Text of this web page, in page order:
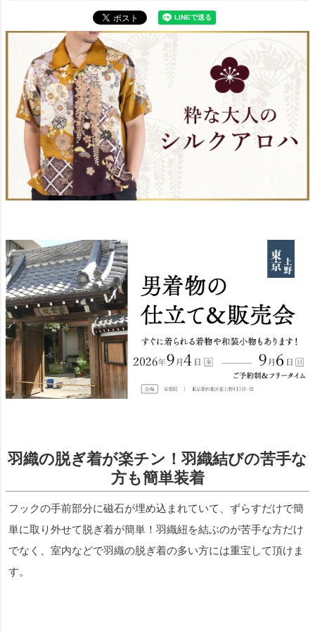
羽織の脱ぎ着が楽チン！羽織結びの苦手な
方も簡単装着
フックの手前部分に磁石が埋め込まれていて、ずらすだけで簡
単に取り外せて脱ぎ着が簡単！羽織紐を結ぶのが苦手な方だけ
でなく、室内などで羽織の脱ぎ着の多い方には重宝して頂けま
す。